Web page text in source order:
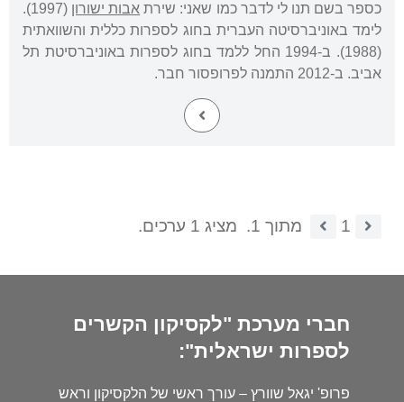
כספר בשם תנו לי לדבר כמו שאני: שירת אבות ישורון
(1997).
לימד באוניברסיטה העברית בחוג לספרות כללית והשוואתית
(1988). ב-1994 החל ללמד בחוג לספרות באוניברסיטת תל
אביב. ב-2012 התמנה לפרופסור חבר.
1 מתוך 1. מציג 1 ערכים.
חברי מערכת "לקסיקון הקשרים
לספרות ישראלית":
פרופ' יגאל שוורץ – עורך ראשי של הלקסיקון וראש